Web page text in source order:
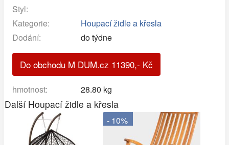
Styl:
Kategorie:
Houpací židle a křesla
Dodání:
do týdne
Do obchodu M DUM.cz 11390,- Kč
hmotnost: 28.80 kg
Další Houpací židle a křesla
- 10%